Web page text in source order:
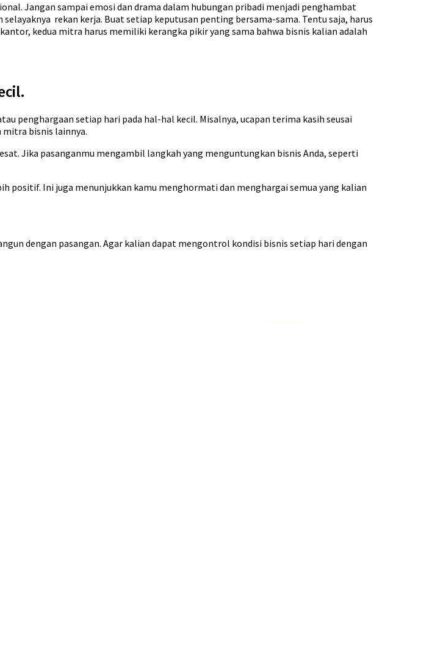
Jangan sampai emosi dan drama dalam hubungan pribadi menjadi penghambat
rekan kerja. Buat setiap keputusan penting bersama-sama. Tentu saja, harus
kedua mitra harus memiliki kerangka pikir yang sama bahwa bisnis kalian adalah
penghargaan setiap hari pada hal-hal kecil. Misalnya, ucapan terima kasih seusai
mitra bisnis lainnya.
Jika pasanganmu mengambil langkah yang menguntungkan bisnis Anda, seperti
positif. Ini juga menunjukkan kamu menghormati dan menghargai semua yang kalian
dengan pasangan. Agar kalian dapat mengontrol kondisi bisnis setiap hari dengan